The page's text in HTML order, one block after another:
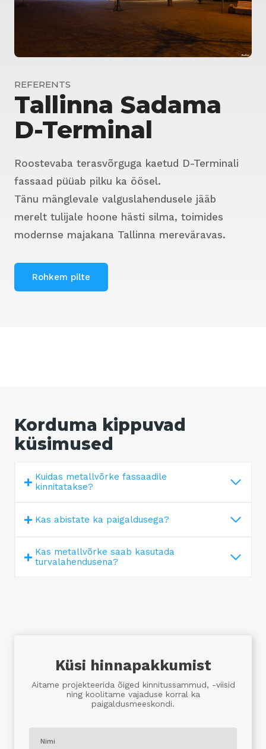
REFERENTS
Tallinna Sadama
D-Terminal
Roostevaba terasvõrguga kaetud D-Terminali
fassaad püüab pilku ka öösel.
Tänu mänglevale valguslahendusele jääb
merelt tulijale hoone hästi silma, toimides
modernse majakana Tallinna mereväravas.
Rohkem pilte
Korduma kippuvad
küsimused
Kuidas metallvõrke fassaadile
kinnitatakse?
Kas abistate ka paigaldusega?
Kas metallvõrke saab kasutada
turvalahendusena?
Küsi hinnapakkumist
Aitame projekteerida õiged kinnitussammud, -viisid
ning koolitame vajaduse korral ka
paigaldusmeeskondi.